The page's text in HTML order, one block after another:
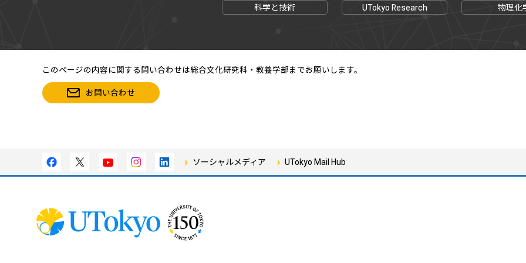
科学と技術 UTokyo Research 物理化
このページの内容に関する問い合わせは総合文化研究科・教養学部までお願いします。
お問い合わせ
ソーシャルメディア UTokyo Mail Hub